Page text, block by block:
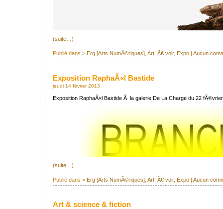
(suite…)
Publié dans > Erg [Arts NumÃ©riques] Art Ã€ voir, Expo | Aucun
Exposition RaphaÃ«l Bastide
jeudi 14 février 2013
Exposition RaphaÃ«l Bastide Ã la galerie De La Charge du 22
(suite…)
Publié dans > Erg [Arts NumÃ©riques] Art Ã€ voir, Expo | Aucun
Art & science & fiction